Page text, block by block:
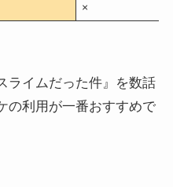
×
ライムだった件』を数話
の利用が一番おすすめで